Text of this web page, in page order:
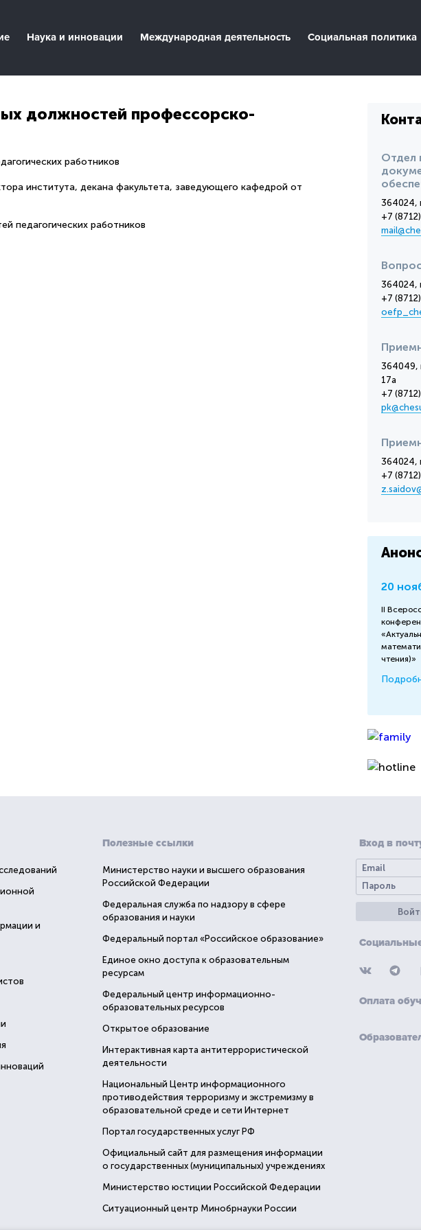
Наука и инновации Международная деятельность Социальная политика
должностей профессорско-
работников
института, декана факультета, заведующего кафедрой от
педагогических работников
Отдел
364024,
+7
364024,
+7
364049,
17а
+7
364024,
+7
20
II
чтения)»
и
Полезные ссылки
Министерство науки и высшего образования
Российской Федерации
Федеральная служба по надзору в сфере
образования и науки
Федеральный портал «Российское образование»
Единое окно доступа к образовательным
ресурсам
Федеральный центр информационно-
образовательных ресурсов
Открытое образование
Интерактивная карта антитеррористической
деятельности
Национальный Центр информационного
противодействия терроризму и экстремизму в
образовательной среде и сети Интернет
Портал государственных услуг РФ
Официальный сайт для размещения информации
о государственных (муниципальных) учреждениях
Министерство юстиции Российской Федерации
Ситуационный центр Минобрнауки России
Вход в
Оплата